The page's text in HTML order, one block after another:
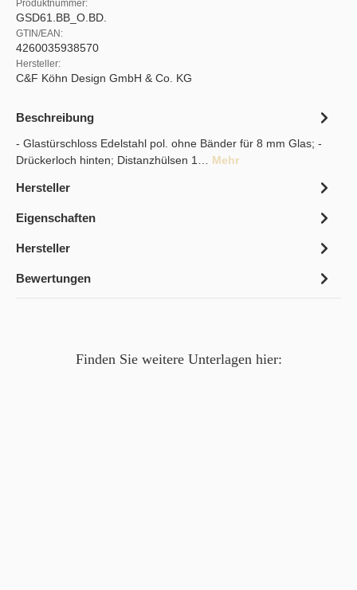
Produktnummer:
GSD61.BB_O.BD.
GTIN/EAN:
4260035938570
Hersteller:
C&F Köhn Design GmbH & Co. KG
Beschreibung
- Glastürschloss Edelstahl pol. ohne Bänder für 8 mm Glas; -
Drückerloch hinten; Distanzhülsen 1… Mehr
Hersteller
Eigenschaften
Hersteller
Bewertungen
Finden Sie weitere Unterlagen hier: